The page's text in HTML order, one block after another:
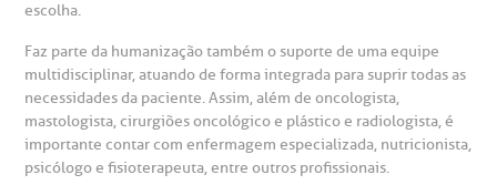
escolha.
Faz parte da humanização também o suporte de uma equipe
multidisciplinar, atuando de forma integrada para suprir todas as
necessidades da paciente. Assim, além de oncologista,
mastologista, cirurgiões oncológico e plástico e radiologista, é
importante contar com enfermagem especializada, nutricionista,
psicólogo e fisioterapeuta, entre outros profissionais.